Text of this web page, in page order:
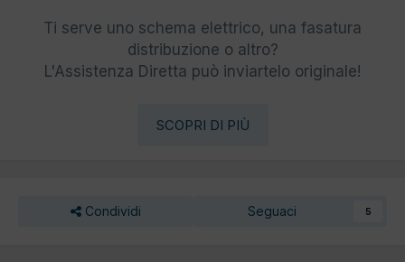
Ti serve uno schema elettrico, una fasatura
distribuzione o altro?
L'Assistenza Diretta può inviartelo originale!
SCOPRI DI PIÙ
Condividi Seguaci 5